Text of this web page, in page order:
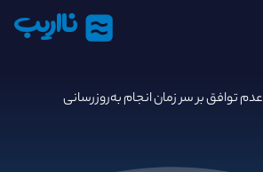
نااریب
عدم توافق بر سر زمان انجام به‌روزرسانی